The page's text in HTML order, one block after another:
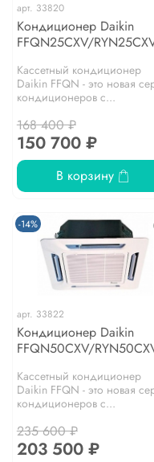
арт. 33820
Кондиционер Daikin
FFQN25CXV/
Кассетный кондиционер
Daikin FFQN - это новая
кондиционеров с...
168 400 ₽
150 700 ₽
В корзину
-14%
арт. 33822
Кондиционер Daikin
FFQN50CXV/
Кассетный кондиционер
Daikin FFQN - это новая
кондиционеров с...
235 600 ₽
203 500 ₽